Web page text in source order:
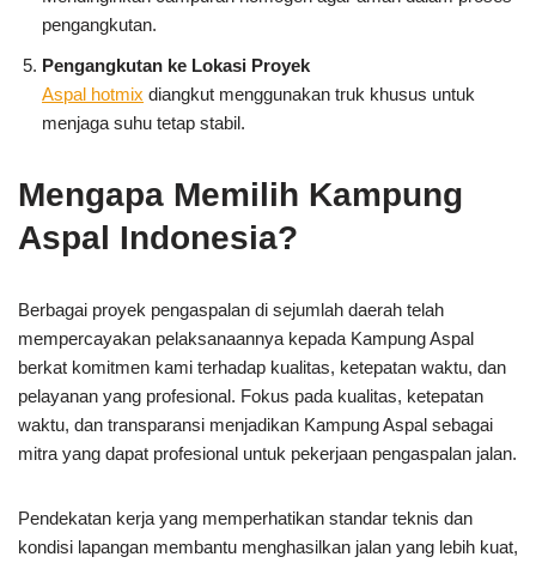
pengangkutan.
Pengangkutan ke Lokasi Proyek
Aspal hotmix diangkut menggunakan truk khusus untuk
menjaga suhu tetap stabil.
Mengapa Memilih Kampung
Aspal Indonesia?
Berbagai proyek pengaspalan di sejumlah daerah telah
mempercayakan pelaksanaannya kepada Kampung Aspal
berkat komitmen kami terhadap kualitas, ketepatan waktu, dan
pelayanan yang profesional. Fokus pada kualitas, ketepatan
waktu, dan transparansi menjadikan Kampung Aspal sebagai
mitra yang dapat profesional untuk pekerjaan pengaspalan jalan.
Pendekatan kerja yang memperhatikan standar teknis dan
kondisi lapangan membantu menghasilkan jalan yang lebih kuat,